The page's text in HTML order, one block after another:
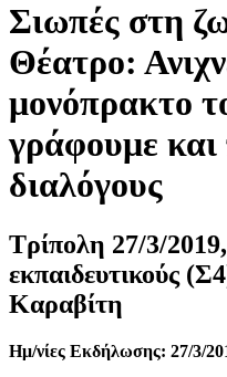
Σιωπές στη
Θέατρο:
μονόπρακτο
γράφουμε και
διαλόγους
Τρίπολη 27/3/
εκπαιδευτικούς
Καραβίτη
Ημ/νίες Εκδήλωσης: 27/3/